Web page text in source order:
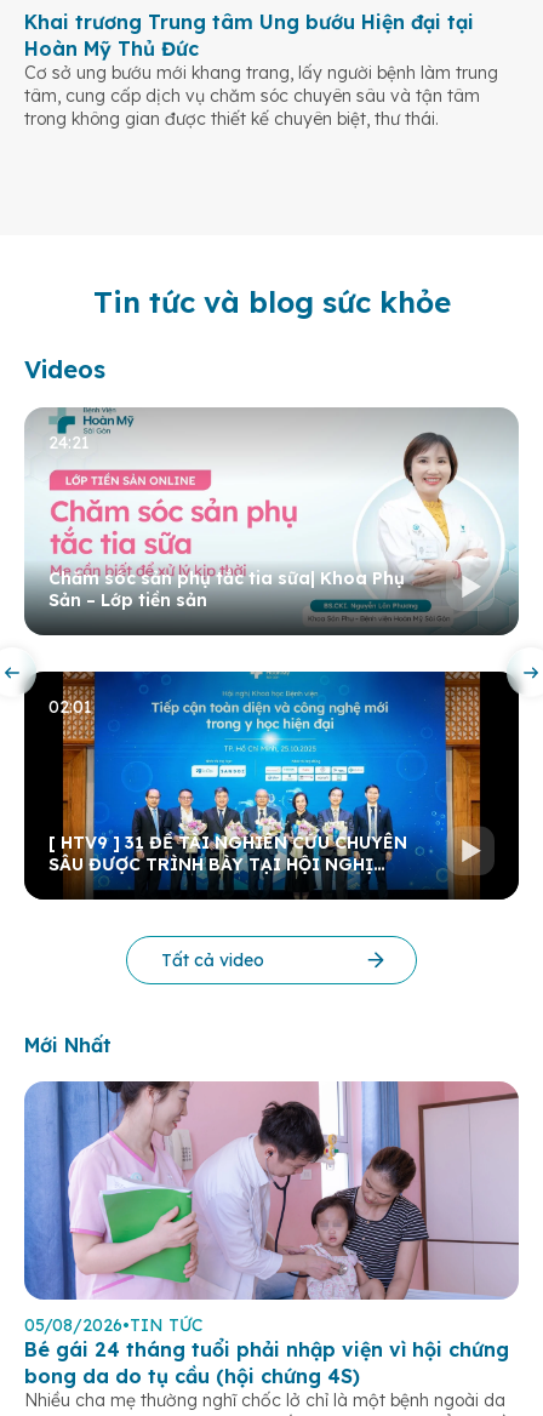
Khai trương Trung tâm Ung bướu Hiện đại tại
Hoàn Mỹ Thủ Đức
Cơ sở ung bướu mới khang trang, lấy người bệnh làm trung
tâm, cung cấp dịch vụ chăm sóc chuyên sâu và tận tâm
trong không gian được thiết kế chuyên biệt, thư thái.
Tin tức và blog sức khỏe
Videos
24:21
Chăm sóc sản phụ tắc tia sữa| Khoa Phụ
Sản – Lớp tiền sản
02:01
[ HTV9 ] 31 ĐỀ TÀI NGHIÊN CỨU CHUYÊN
SÂU ĐƯỢC TRÌNH BÀY TẠI HỘI NGHỊ
KHOA HỌC THƯỜNG NIÊN BV 2025
Tất cả video
Mới Nhất
05/08/2026•TIN TỨC
Bé gái 24 tháng tuổi phải nhập viện vì hội chứng
bong da do tụ cầu (hội chứng 4S)
Nhiều cha mẹ thường nghĩ chốc lở chỉ là một bệnh ngoài da